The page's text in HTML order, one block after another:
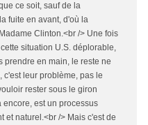
ce soit, sauf de la
fuite en avant, d'où la
Clinton.<br /> Une fois
situation U.S. déplorable,
prendre en main, le reste ne
c'est leur problème, pas le
rester sous le giron
encore, est un processus
et naturel.<br /> Mais c'est de